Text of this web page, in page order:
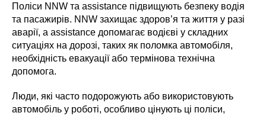
Поліси NNW та assistance підвищують безпеку водія
та пасажирів. NNW захищає здоров’я та життя у разі
аварії, а assistance допомагає водієві у складних
ситуаціях на дорозі, таких як поломка автомобіля,
необхідність евакуації або термінова технічна
допомога.
Люди, які часто подорожують або використовують
автомобіль у роботі, особливо цінують ці поліси,